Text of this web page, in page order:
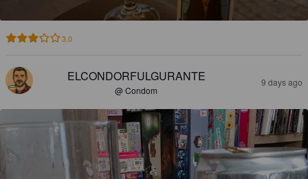
3.0
ELCONDORFULGURANTE
@ Condom
9 days ago